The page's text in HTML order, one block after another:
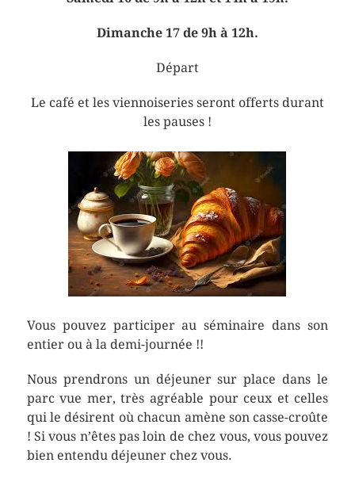
Dimanche 17 de 9h à 12h.
Départ
Le café et les viennoiseries seront offerts durant
les pauses !
Vous pouvez participer au séminaire dans son
entier ou à la demi-journée !!
Nous prendrons un déjeuner sur place dans le
parc vue mer, très agréable pour ceux et celles
qui le désirent où chacun amène son casse-croûte
! Si vous n’êtes pas loin de chez vous, vous pouvez
bien entendu déjeuner chez vous.